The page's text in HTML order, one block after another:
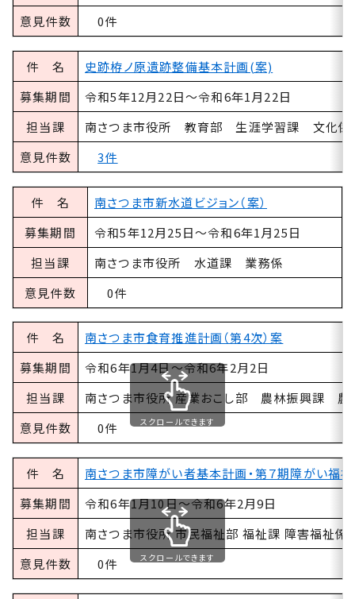
意見件数
0件
件 名
史跡栫ノ原遺跡整備基本計画(案)
募集期間
令和5年12月22日～令和6年1月22日
担当課
南さつま市役所 教育部 生涯学習課 文化係
意見件数
3件
件 名
南さつま市新水道ビジョン（案）
募集期間
令和5年12月25日～令和6年1月25日
担当課
南さつま市役所 水道課 業務係
意見件数
0件
件 名
南さつま市食育推進計画（第4次）案
募集期間
令和6年1月4日～令和6年2月2日
担当課
南さつま市役所 産業おこし部 農林振興課 農
意見件数
0件 スクロールできます
件 名
南さつま市障がい者基本計画・第７期障がい福
募集期間
令和6年1月10日～令和6年2月9日
担当課
南さつま市役所 市民福祉部 福祉課 障害福祉係
意見件数
0件 スクロールできます